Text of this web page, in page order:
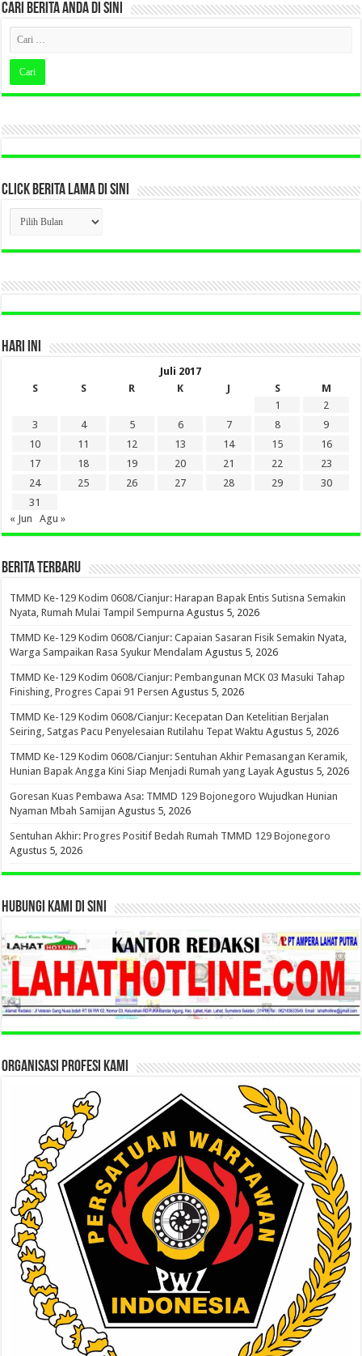
CARI BERITA ANDA DI SINI
CLICK BERITA LAMA DI SINI
CLICK
BERITA
LAMA
DI
HARI INI
Juli 2017
S
S R K J S
M
1
2
3
4 5 6 7 8
9
10
11 12 13 14 15
16
17
18 19 20 21 22
23
24
25 26 27 28 29
30
31
« Jun
Agu »
BERITA TERBARU
TMMD Ke-129 Kodim 0608/Cianjur: Harapan Bapak Entis Sutisna Semakin
Nyata, Rumah Mulai Tampil Sempurna Agustus 5, 2026
TMMD Ke-129 Kodim 0608/Cianjur: Capaian Sasaran Fisik Semakin Nyata,
Warga Sampaikan Rasa Syukur Mendalam Agustus 5, 2026
TMMD Ke-129 Kodim 0608/Cianjur: Pembangunan MCK 03 Masuki Tahap
Finishing, Progres Capai 91 Persen Agustus 5, 2026
TMMD Ke-129 Kodim 0608/Cianjur: Kecepatan Dan Ketelitian Berjalan
Seiring, Satgas Pacu Penyelesaian Rutilahu Tepat Waktu Agustus 5, 2026
TMMD Ke-129 Kodim 0608/Cianjur: Sentuhan Akhir Pemasangan Keramik,
Hunian Bapak Angga Kini Siap Menjadi Rumah yang Layak Agustus 5, 2026
Goresan Kuas Pembawa Asa: TMMD 129 Bojonegoro Wujudkan Hunian
Nyaman Mbah Samijan Agustus 5, 2026
Sentuhan Akhir: Progres Positif Bedah Rumah TMMD 129 Bojonegoro
Agustus 5, 2026
HUBUNGI KAMI DI SINI
ORGANISASI PROFESI KAMI